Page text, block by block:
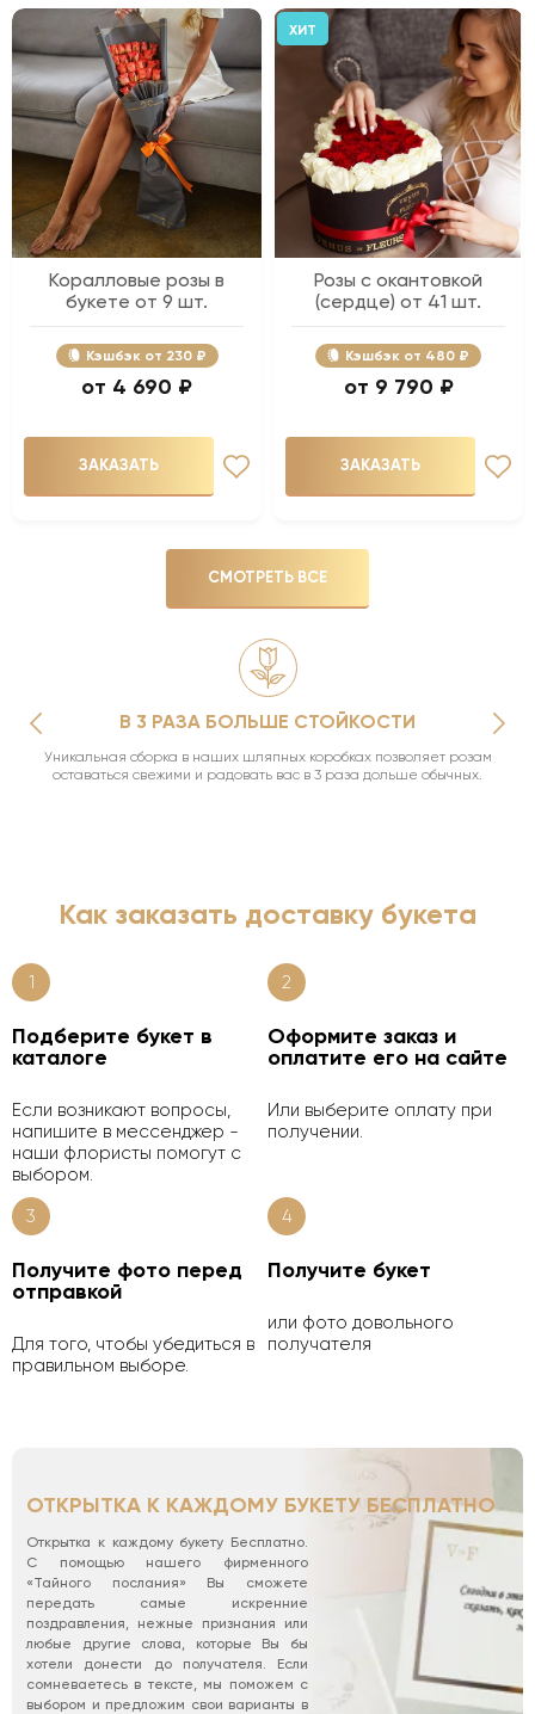
Коралловые розы в
букете от 9 шт.
Кэшбэк 230 ₽
4 690 ₽
ЗАКАЗАТЬ
ХИТ
Розы с окантовкой
(сердце) от 41 шт.
Кэшбэк 480 ₽
9 790 ₽
ЗАКАЗАТЬ
СМОТРЕТЬ ВСЕ
В 3 РАЗА БОЛЬШЕ СТОЙКОСТИ
Уникальная сборка в наших шляпных коробках позволяет розам
оставаться свежими и радовать вас в 3 раза дольше обычных.
Как заказать доставку букета
1
Подберите букет в
каталоге
Если возникают вопросы,
напишите в мессенджер -
наши флористы помогут с
выбором.
2
Оформите заказ и
оплатите его на сайте
Или выберите оплату при
получении.
3
Получите фото перед
отправкой
Для того, чтобы убедиться в
правильном выборе.
4
Получите букет
или фото довольного
получателя
ОТКРЫТКА К КАЖДОМУ БУКЕТУ БЕСПЛАТНО
Открытка к каждому букету Бесплатно.
С помощью нашего фирменного
«Тайного послания» Вы сможете
передать самые искренние
поздравления, нежные признания или
любые другие слова, которые Вы бы
хотели донести до получателя. Если
сомневаетесь в тексте, мы поможем с
выбором и предложим свои варианты в